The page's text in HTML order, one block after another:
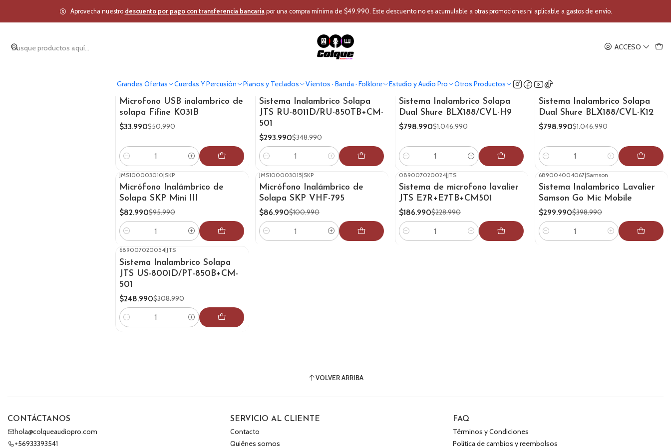
ACCESO
Grandes Ofertas Cuerdas Y Percusión Pianos y Teclados Vientos · Banda · Folklore Estudio y Audio Pro Otros Productos
Aprovecha nuestro descuento por pago con transferencia bancariapor una compra mínima de $49.990. Este descuento no es acumulable a otras promociones ni aplicable a gastos de envío.
Inicio Estudio y Audio Pro Audio Profesional Micrófono Profesional Micrófono Inalámbrico Micrófono Solapa
Micrófono Solapa
089011346002|Fifine
Microfono USB inalambrico de
solapa Fifine K031B
$33.990$50.990
Cantidad
689007020043 JTS
Sistema Inalambrico Solapa
JTS RU-8011D/RU-850TB+CM-
501
$293.990$348.990
Cantidad
689044028124 | SHURE
Sistema Inalambrico Solapa
Dual Shure BLX188/CVL-H9
$798.990$1.046.990
Cantidad
689044028125
Sistema Inalambrico Solapa
Dual Shure BLX188/CVL-K12
$798.990$1.046.990
Cantidad
-14% OFF
JMS100003010|SKP
Micrófono Inalámbrico de
Solapa SKP Mini III
$82.990$95.990
Cantidad
-14% OFF
JMS100003015|SKP
Micrófono Inalámbrico de
Solapa SKP VHF-795
$86.990$100.990
Cantidad
-18% OFF
089007020024|JTS
Sistema de microfono lavalier
JTS E7R+E7TB+CM501
$186.990$228.990
Cantidad
-25% OFF
689004004067|Samson
Sistema Inalambrico Lavalier
Samson Go Mic Mobile
$299.990$398.990
Cantidad
689007020054|JTS
Sistema Inalambrico Solapa
JTS US-8001D/PT-850B+CM-
501
$248.990$308.990
Cantidad
VOLVER ARRIBA
CONTÁCTANOS
hola@colqueaudiopro.com
+56933393541
SERVICIO AL CLIENTE
Contacto
Quiénes somos
FAQ
Términos y Condiciones
Política de cambios y reembolsos